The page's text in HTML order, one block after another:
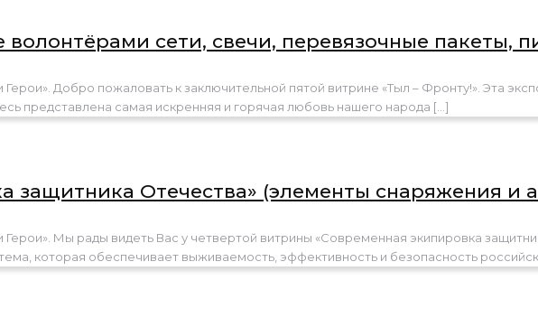
сети, свечи, перевязочные пакеты,
Добро пожаловать к заключительной пятой витрине «Тыл – Фронту!». Эта
представлена самая искренняя и горячая любовь нашего народа […]
защитника Отечества» (элементы снаряжения и
Герои». Мы рады видеть Вас у четвертой витрины «Современная экипировка
которая обеспечивает выживаемость, эффективность и безопасность